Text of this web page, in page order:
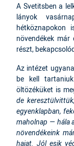
A Svetitsben a
lányok
hétköznapokon
növendékek
részt,
Az intézet
be kell
öltözéküket is
de
egyenklapban,
maholnap — hála
növendékeink
hajat. Jól esik